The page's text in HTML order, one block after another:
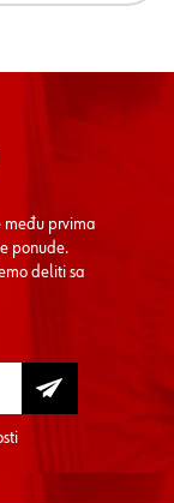
među prvima
ponude.
deliti sa